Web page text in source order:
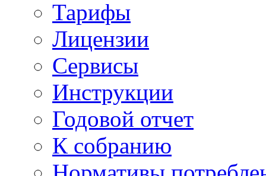
Тарифы
Лицензии
Сервисы
Инструкции
Годовой отчет
К собранию